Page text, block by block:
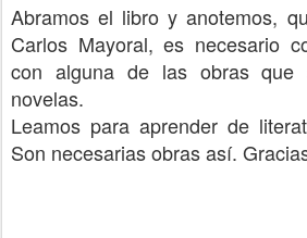
Abramos el libro y anotemos,
Carlos Mayoral, es necesario
con alguna de las obras
novelas.
Leamos para aprender de
Son necesarias obras así.